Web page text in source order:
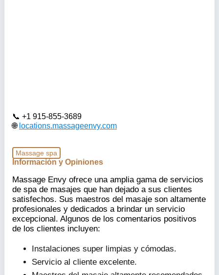
+1 915-855-3689
locations.massageenvy.com
Massage spa
Información y Opiniones
Massage Envy ofrece una amplia gama de servicios
de spa de masajes que han dejado a sus clientes
satisfechos. Sus maestros del masaje son altamente
profesionales y dedicados a brindar un servicio
excepcional. Algunos de los comentarios positivos
de los clientes incluyen:
Instalaciones super limpias y cómodas.
Servicio al cliente excelente.